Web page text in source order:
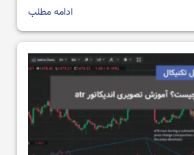
الگوهای هارمونیک پیشرفته
گذاران در انواع بازارهای مالی […]ادامه مطلب